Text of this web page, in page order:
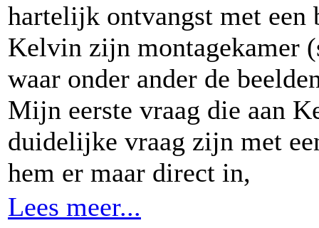
hartelijk ontvangst met
Kelvin zijn montagekamer
waar onder ander de
Mijn eerste vraag die aan
duidelijke vraag zijn met
hem er maar direct in,
Lees meer...